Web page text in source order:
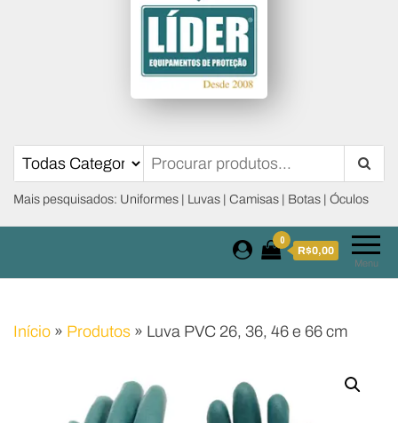
Líder Equipamentos
Mais pesquisados: Uniformes | Luvas | Camisas | Botas | Óculos
Menu
0
R$0,00
Início » Produtos » Luva PVC 26, 36, 46 e 66 cm